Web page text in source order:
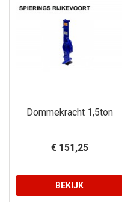
Dommekracht 1,5ton
€ 151,25
BEKIJK